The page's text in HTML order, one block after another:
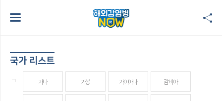
국가 리스트
ㄱ 가나 가봉 가이아나 감비아